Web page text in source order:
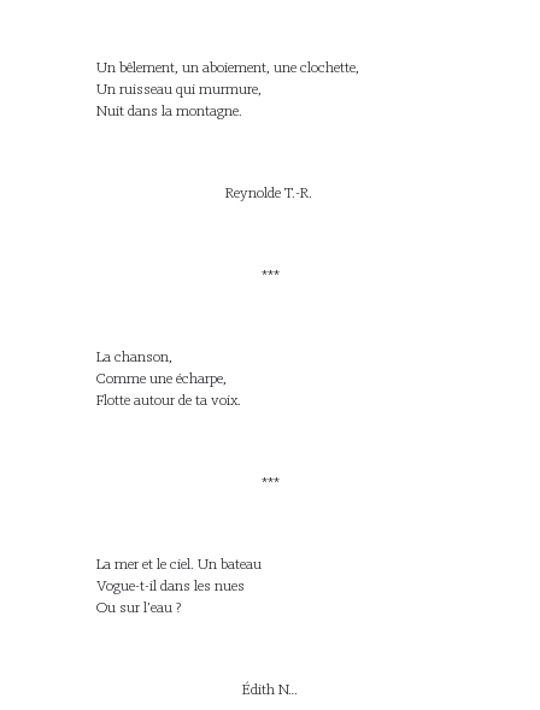
Un bêlement, un aboiement, une clochette,
Un ruisseau qui murmure,
Nuit dans la montagne.
Reynolde T.-R.
***
La chanson,
Comme une écharpe,
Flotte autour de ta voix.
***
La mer et le ciel. Un bateau
Vogue-t-il dans les nues
Ou sur l’eau ?
Édith N…